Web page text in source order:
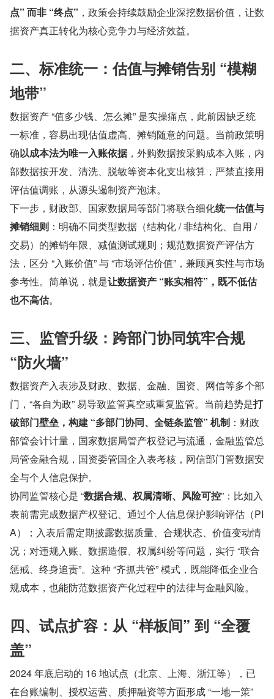
点” 而非 “终点” ，政策会持续鼓励企业深挖数据价值，让数
据资产真正转化为核心竞争力与经济效益。
二、标准统一：估值与摊销告别 “模糊
地带”
数据资产 “值多少钱、怎么摊” 是实操痛点，此前因缺乏统
一标准，容易出现估值虚高、摊销随意的问题。当前政策明
确以成本法为唯一入账依据，外购数据按采购成本入账，内
部数据按开发、清洗、脱敏等资本化支出核算，严禁直接用
评估值调账，从源头遏制资产泡沫。
下一步，财政部、国家数据局等部门将联合细化统一估值与
摊销细则 ：明确不同类型数据（结构化 / 非结构化、自用 /
交易）的摊销年限、减值测试规则；规范数据资产评估方
法，区分 “入账价值” 与 “市场评估价值”，兼顾真实性与市场
参考性。简单说，就是让数据资产 “账实相符”，既不低估
也不高估。
三、监管升级：跨部门协同筑牢合规
“防火墙”
数据资产入表涉及财政、数据、金融、国资、网信等多个部
门，“各自为政” 易导致监管真空或重复监管。当前趋势是打
破部门壁垒，构建 “多部门协同、全链条监管” 机制 ：财政
部管会计计量，国家数据局管产权登记与流通，金融监管总
局管金融合规，国资委管国企入表考核，网信部门管数据安
全与个人信息保护。
协同监管核心是 “数据合规、权属清晰、风险可控”：比如入
表前需完成数据产权登记、通过个人信息保护影响评估（PI
A）；入表后需定期披露数据质量、合规状态、价值变动情
况；对违规入账、数据造假、权属纠纷等问题，实行 “联合
惩戒、终身追责”。这种 “齐抓共管” 模式，既能降低企业合
规成本，也能防范数据资产化过程中的法律与金融风险。
四、试点扩容：从 “样板间” 到 “全覆
盖”
2024 年底启动的 16 地试点（北京、上海、浙江等），已
在台账编制、授权运营、质押融资等方面形成 “一地一策”